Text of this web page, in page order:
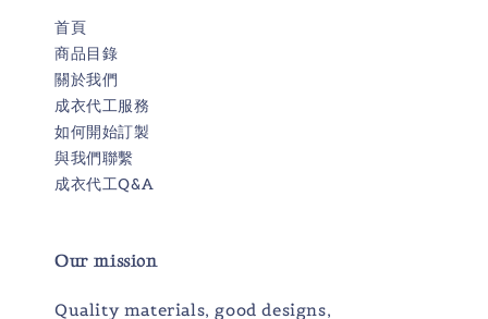
首頁
商品目錄
關於我們
成衣代工服務
如何開始訂製
與我們聯繫
成衣代工Q&A
Our mission
Quality materials, good designs,